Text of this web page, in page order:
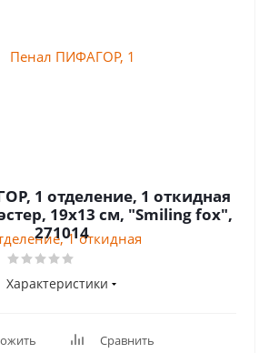
1 отделение, 1 откидная
19х13 см, "Smiling fox",
271014
Характеристики
Сравнить